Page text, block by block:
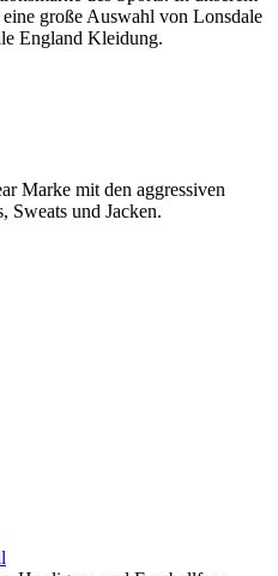
große Auswahl von Lonsdale
England Kleidung.
Marke mit den aggressiven
Sweats und Jacken.